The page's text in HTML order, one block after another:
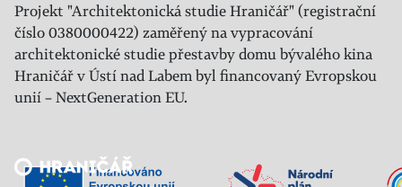
Projekt "Architektonická studie Hraničář" (registrační
číslo 0380000422) zaměřený na vypracování
architektonické studie přestavby domu bývalého kina
Hraničář v Ústí nad Labem byl financovaný Evropskou
unií – NextGeneration EU.